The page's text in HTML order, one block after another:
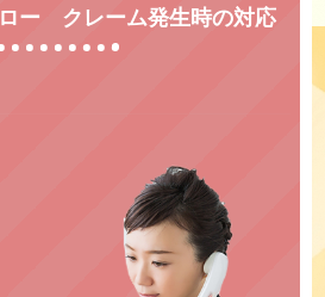
ー クレーム発生時の対応